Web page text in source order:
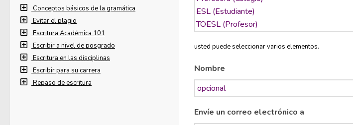
usted puede seleccionar varios elementos.
Nombre
Envíe un correo electrónico a
Conceptos básicos de la gramática
Evitar el plagio
Escritura Académica 101
Escribir a nivel de posgrado
Escritura en las disciplinas
Escribir para su carrera
Repaso de escritura